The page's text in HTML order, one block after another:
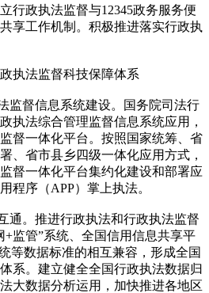
行政执法监督与12345政务服务便
享工作机制。积极推进落实行政执
执法监督科技保障体系
监督信息系统建设。国务院司法行
执法综合管理监督信息系统应用，
督一体化平台。按照国家统筹、省
、省市县乡四级一体化应用方式，
督一体化平台集约化建设和部署应
程序（APP）掌上执法。
通。推进行政执法和行政执法监督
+监管”系统、全国信用信息共享平
等数据标准的相互兼容，形成全国
系。建立健全全国行政执法数据归
大数据分析运用，加快推进各地区